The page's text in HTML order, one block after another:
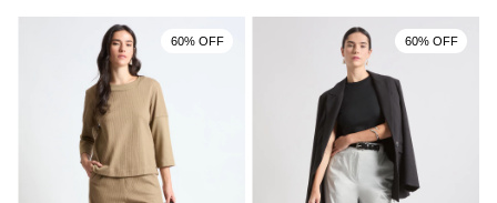
60% OFF 60% OFF